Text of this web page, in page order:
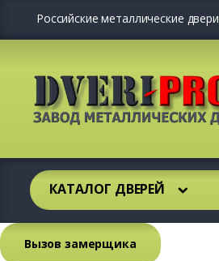
Российские металлические двери
КАТАЛОГ ДВЕРЕЙ
Вызов замерщика